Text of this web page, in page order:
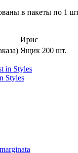
в пакеты по 1
Ирис
Ящик 200 шт.
Styles